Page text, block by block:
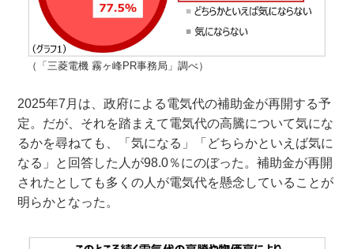
（「三菱電機 霧ヶ峰PR事務局」調べ）
2025年7月は、政府による電気代の補助金が再開する予
定。だが、それを踏まえて電気代の高騰について気にな
るかを尋ねても、「気になる」「どちらかといえば気に
なる」と回答した人が98.0％にのぼった。補助金が再開
されたとしても多くの人が電気代を懸念していることが
明らかとなった。